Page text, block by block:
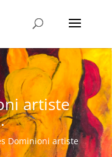
artiste
Dominioni artiste